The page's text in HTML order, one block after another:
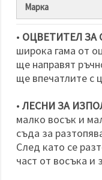
Марка
• ОЦВЕТИТЕЛ ЗА
широка гама от
ще направят
ще впечатлите с
• ЛЕСНИ ЗА
малко восък и
съда за
След като се
част от восъка и